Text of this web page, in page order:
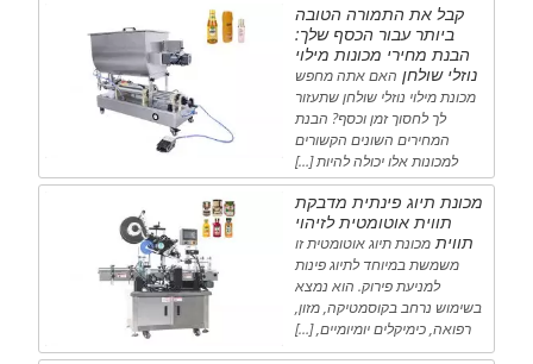
קבל את התמורה הטובה
ביותר עבור הכסף שלך:
הבנת מחירי מכונות מילוי
נוזלי שולחן האם אתה מחפש
מכונת מילוי נוזלי שולחן שתעזור
לך לחסוך זמן וכסף? הבנת
המחירים השונים הקשורים
למכונות אלו יכולה להיות […]
מכונת תיוג פינתית מדבקת
תווית אוטומטית לזיהוי
תווית מכונת תיוג אוטומטית זו
משמשת במיוחד לתיוג פינות
למניעת פירוק. הוא נמצא
בשימוש נרחב בקוסמטיקה, מזון,
רפואה, כימיקלים יומיומיים, […]